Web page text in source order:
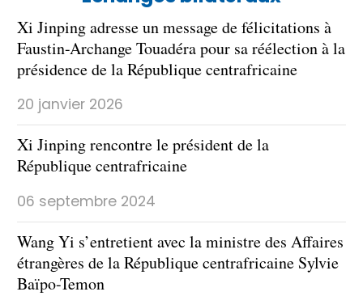
Xi Jinping adresse un message de félicitations à
Faustin-Archange Touadéra pour sa réélection à la
présidence de la République centrafricaine
20 janvier 2026
Xi Jinping rencontre le président de la
République centrafricaine
06 septembre 2024
Wang Yi s’entretient avec la ministre des Affaires
étrangères de la République centrafricaine Sylvie
Baïpo-Temon